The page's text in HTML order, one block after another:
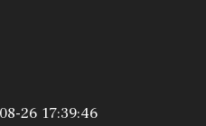
26 17:39:46